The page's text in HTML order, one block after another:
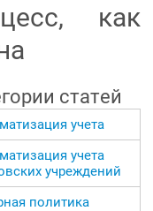
как
статей
учета
учета
учреждений
политика